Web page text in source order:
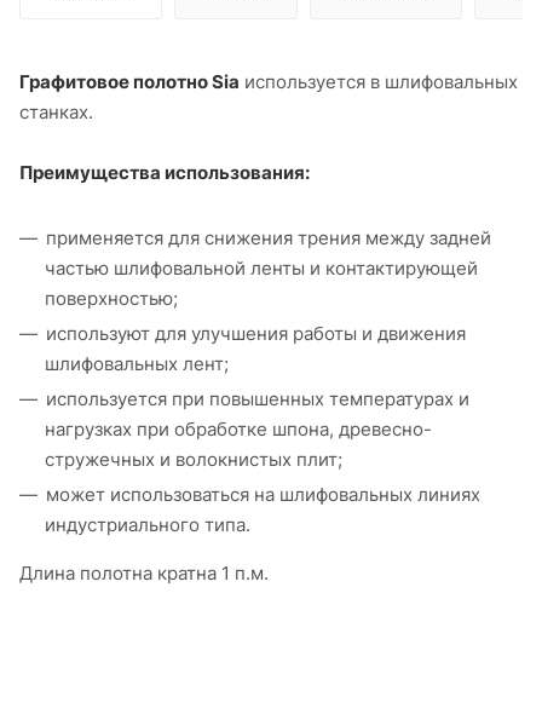
Графитовое полотно Sia используется в шлифовальных
станках.
Преимущества использования:
применяется для снижения трения между задней
частью шлифовальной ленты и контактирующей
поверхностью;
используют для улучшения работы и движения
шлифовальных лент;
используется при повышенных температурах и
нагрузках при обработке шпона, древесно-
стружечных и волокнистых плит;
может использоваться на шлифовальных линиях
индустриального типа.
Длина полотна кратна 1 п.м.